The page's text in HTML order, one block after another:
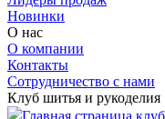
Новинки
О нас
О компании
Контакты
Сотрудничество с нами
Клуб шитья и рукоделия
Главная страница